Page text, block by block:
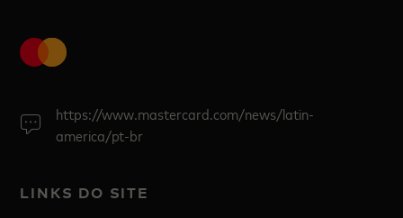
https://www.mastercard.com/news/latin-
america/pt-br
LINKS DO SITE